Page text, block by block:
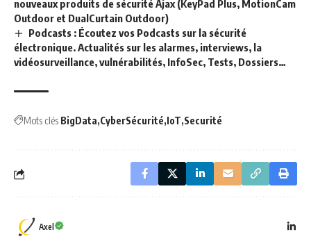
nouveaux produits de sécurité Ajax (KeyPad Plus, MotionCam
Outdoor et DualCurtain Outdoor)
Podcasts : Écoutez vos Podcasts sur la sécurité
électronique. Actualités sur les alarmes, interviews, la
vidéosurveillance, vulnérabilités, InfoSec, Tests, Dossiers…
Mots clés BigData CyberSécurité IoT Securité
Axel